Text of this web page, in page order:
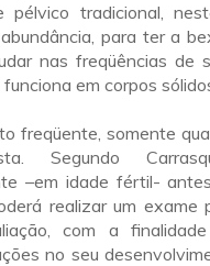
pélvico tradicional,
para ter a
nas freqüências de
em corpos
freqüente, somente
Segundo
–em idade fértil-
realizar um exame
com a
no seu